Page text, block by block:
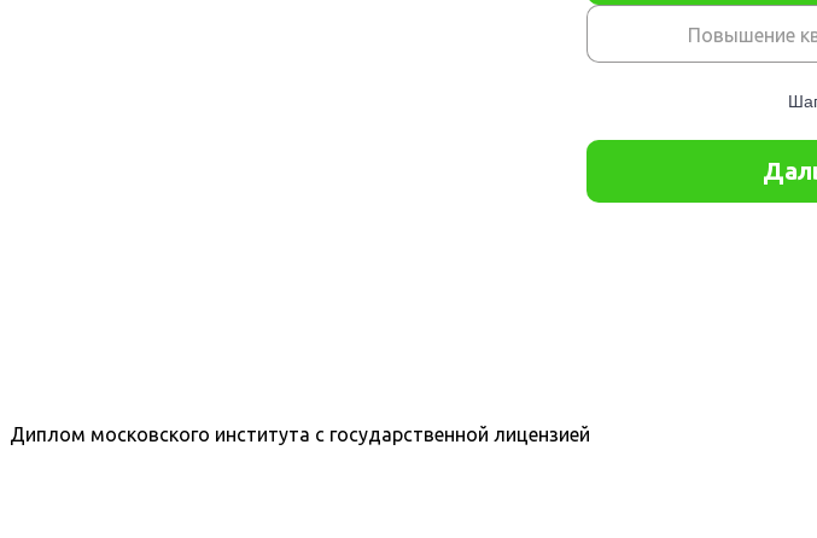
Диплом московского института с государственной лицензией